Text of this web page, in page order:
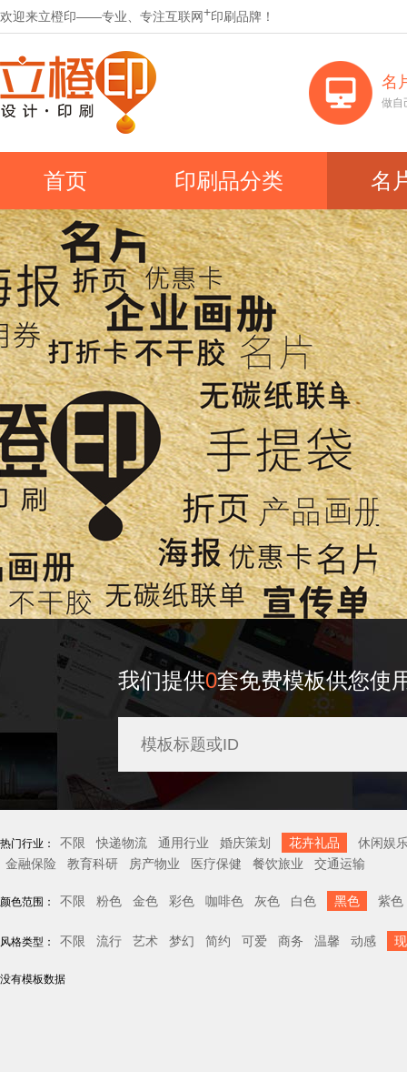
欢迎来立橙印——专业、专注互联网+印刷品牌！
名
做自
首页 印刷品分类 名
我们提供0套免费模板供您使
热门行业： 不限 快递物流 通用行业 婚庆策划 花卉礼品
休闲娱
金融保险
教育科研 房产物业 医疗保健 餐饮旅业 交通运输
颜色范围： 不限 粉色 金色 彩色 咖啡色 灰色 白色 黑色 紫色
风格类型： 不限 流行 艺术 梦幻 简约 可爱 商务 温馨 动感
没有模板数据